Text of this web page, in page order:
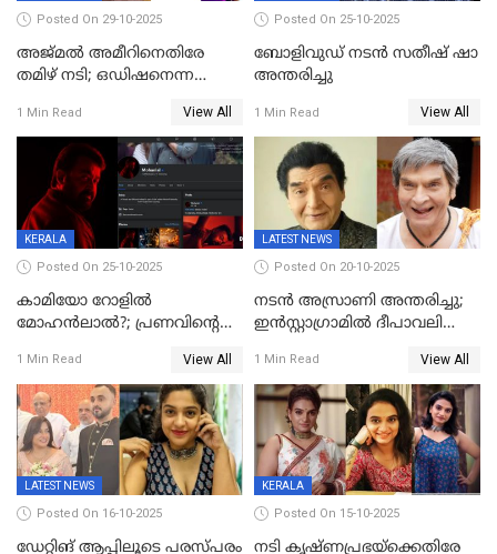
Posted On 29-10-2025
അജ്മല്‍ അമീറിനെതിരേ
തമിഴ് നടി; ഒഡിഷനെന്ന
വിളിച്ചു, മോശം പെരുമാറ്റം
1 Min Read View All
Posted On 25-10-2025
ബോളിവുഡ് നടൻ സതീഷ് ഷാ
അന്തരിച്ചു
1 Min Read View All
KERALA
Posted On 25-10-2025
കാമിയോ റോളിൽ
മോഹൻലാൽ?; പ്രണവിന്റെ
പിന്നാലെ ഡിപി; ചർച്ചയായി
സോഷ്യൽ മീഡിയ ചിത്രങ്ങൾ
1 Min Read View All
LATEST NEWS
Posted On 20-10-2025
നടന്‍ അസ്രാണി അന്തരിച്ചു;
ഇന്‍‌സ്റ്റാഗ്രാമില്‍ ദീപാവലി
മണിക്കൂറുകള്‍ക്കകം
വിയോഗം
1 Min Read View All
LATEST NEWS
Posted On 16-10-2025
ഡേറ്റിങ് ആപ്പിലൂടെ പരസ്പരം
KERALA
Posted On 15-10-2025
നടി കൃഷ്ണപ്രഭയ്‌ക്കെതിരേ